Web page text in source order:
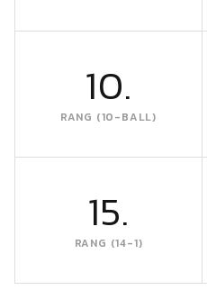
10.
RANG (10-BALL)
15.
RANG (14-1)